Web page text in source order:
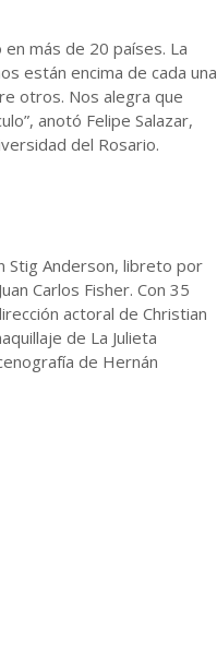
más de 20 países. La
están encima de cada una
otros. Nos alegra que
anotó Felipe Salazar,
del Rosario.
Stig Anderson, libreto por
Carlos Fisher. Con 35
actoral de Christian
de La Julieta
de Hernán